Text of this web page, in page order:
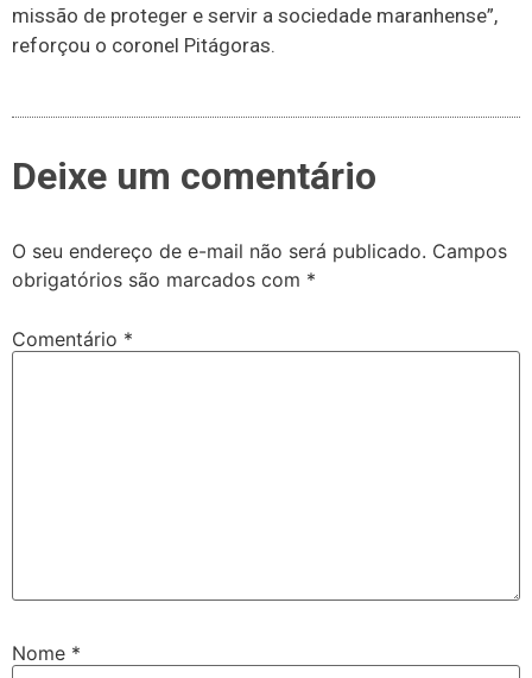
missão de proteger e servir a sociedade maranhense”,
reforçou o coronel Pitágoras.
Deixe um comentário
O seu endereço de e-mail não será publicado. Campos
obrigatórios são marcados com *
Comentário *
Nome *